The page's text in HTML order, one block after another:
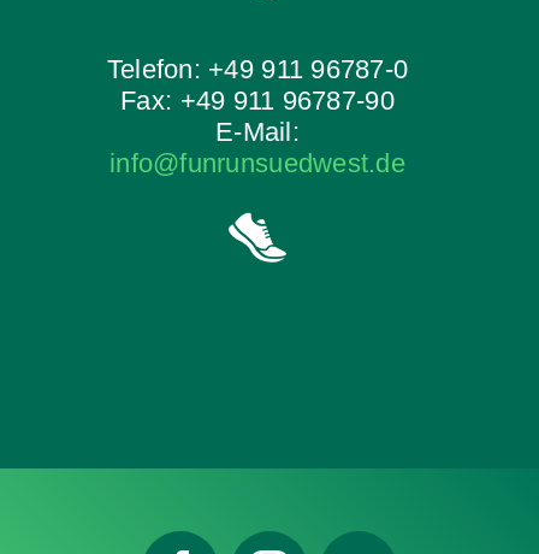
Telefon: +49 911 96787-0
Fax: +49 911 96787-90
E-Mail:
info@funrunsuedwest.de